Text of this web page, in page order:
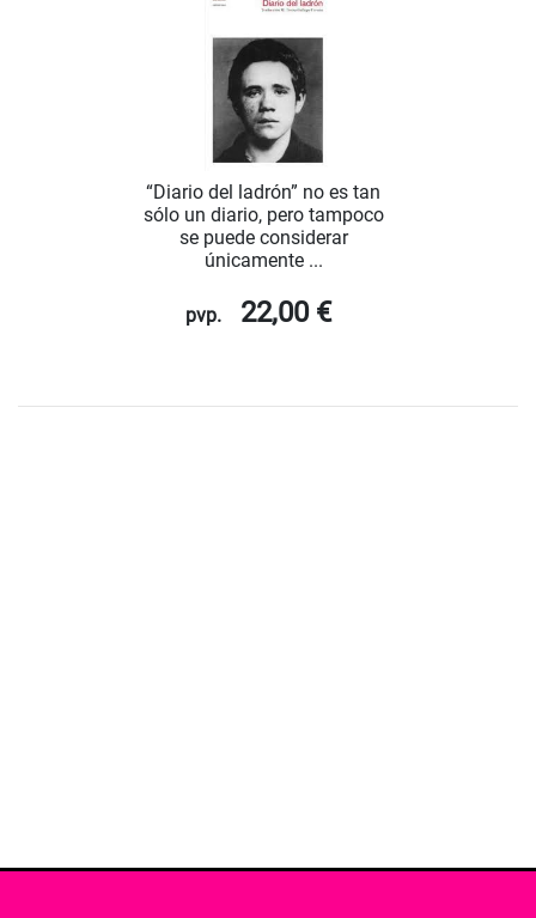
“Diario del ladrón” no es tan
sólo un diario, pero tampoco
se puede considerar
únicamente ...
pvp. 22,00 €